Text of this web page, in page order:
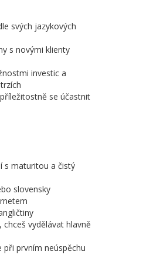
svých jazykových
s novými klienty
investic a
se účastnit
s maturitou a čistý
slovensky
vydělávat hlavně
při prvním neúspěchu